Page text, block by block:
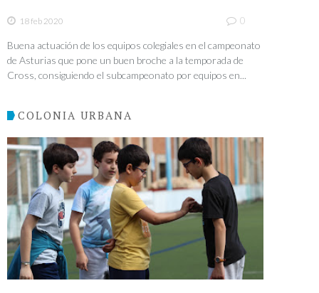
18 feb 2020 0
Buena actuación de los equipos colegiales en el campeonato
de Asturias que pone un buen broche a la temporada de
Cross, consiguiendo el subcampeonato por equipos en...
COLONIA URBANA